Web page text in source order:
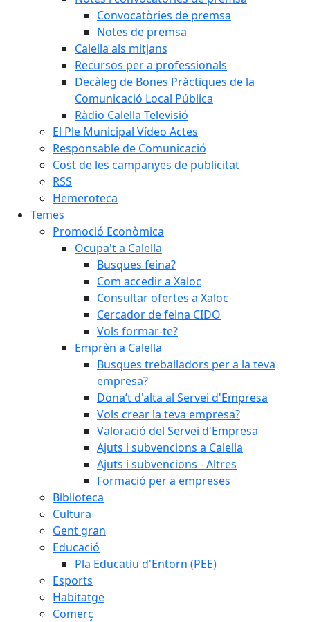
Convocatòries de premsa
Notes de premsa
Calella als mitjans
Recursos per a professionals
Decàleg de Bones Pràctiques de la
Comunicació Local Pública
Ràdio Calella Televisió
El Ple Municipal Vídeo Actes
Responsable de Comunicació
Cost de les campanyes de publicitat
RSS
Hemeroteca
Temes
Promoció Econòmica
Ocupa't a Calella
Busques feina?
Com accedir a Xaloc
Consultar ofertes a Xaloc
Cercador de feina CIDO
Vols formar-te?
Emprèn a Calella
Busques treballadors per a la teva
empresa?
Dona’t d'alta al Servei d'Empresa
Vols crear la teva empresa?
Valoració del Servei d'Empresa
Ajuts i subvencions a Calella
Ajuts i subvencions - Altres
Formació per a empreses
Biblioteca
Cultura
Gent gran
Educació
Pla Educatiu d'Entorn (PEE)
Esports
Habitatge
Comerç